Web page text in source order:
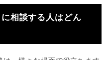
相談する人はどん